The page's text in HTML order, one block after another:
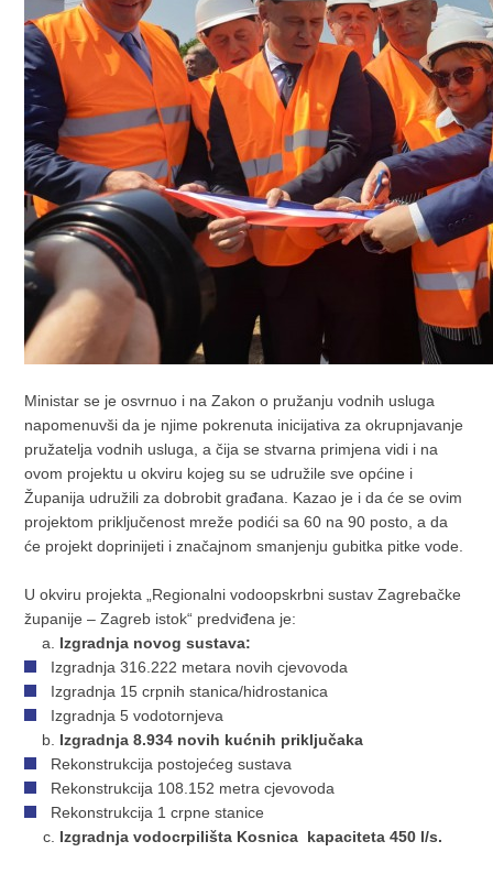
Ministar se je osvrnuo i na Zakon o pružanju vodnih usluga
napomenuvši da je njime pokrenuta inicijativa za okrupnjavanje
pružatelja vodnih usluga, a čija se stvarna primjena vidi i na
ovom projektu u okviru kojeg su se udružile sve općine i
Županija udružili za dobrobit građana. Kazao je i da će se ovim
projektom priključenost mreže podići sa 60 na 90 posto, a da
će projekt doprinijeti i značajnom smanjenju gubitka pitke vode.
U okviru projekta „Regionalni vodoopskrbni sustav Zagrebačke
županije – Zagreb istok“ predviđena je:
Izgradnja novog sustava:
Izgradnja 316.222 metara novih cjevovoda
Izgradnja 15 crpnih stanica/hidrostanica
Izgradnja 5 vodotornjeva
Izgradnja 8.934 novih kućnih priključaka
Rekonstrukcija postojećeg sustava
Rekonstrukcija 108.152 metra cjevovoda
Rekonstrukcija 1 crpne stanice
Izgradnja vodocrpilišta Kosnica kapaciteta 450 l/s.